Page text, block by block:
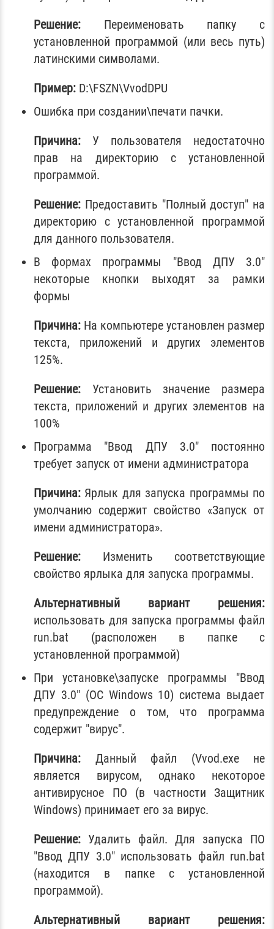
Решение: Переименовать папку с
установленной программой (или весь путь)
латинскими символами.
Пример: D:\FSZN\VvodDPU
Ошибка при создании\печати пачки.
Причина: У пользователя недостаточно
прав на директорию с установленной
программой.
Решение: Предоставить "Полный доступ" на
директорию с установленной программой
для данного пользователя.
В формах программы "Ввод ДПУ 3.0"
некоторые кнопки выходят за рамки
формы
Причина: На компьютере установлен размер
текста, приложений и других элементов
125%.
Решение: Установить значение размера
текста, приложений и других элементов на
100%
Программа "Ввод ДПУ 3.0" постоянно
требует запуск от имени администратора
Причина: Ярлык для запуска программы по
умолчанию содержит свойство «Запуск от
имени администратора».
Решение: Изменить соответствующие
свойство ярлыка для запуска программы.
Альтернативный вариант решения:
использовать для запуска программы файл
run.bat (расположен в папке с
установленной программой)
При установке\запуске программы "Ввод
ДПУ 3.0" (ОС Windows 10) система выдает
предупреждение о том, что программа
содержит "вирус".
Причина: Данный файл (Vvod.exe не
является вирусом, однако некоторое
антивирусное ПО (в частности Защитник
Windows) принимает его за вирус.
Решение: Удалить файл. Для запуска ПО
"Ввод ДПУ 3.0" использовать файл run.bat
(находится в папке с установленной
программой).
Альтернативный вариант решения: